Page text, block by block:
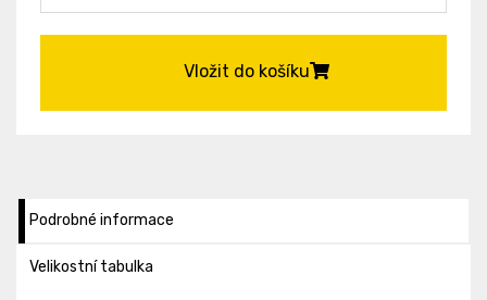
Vložit do košíku
Podrobné informace
Velikostní tabulka